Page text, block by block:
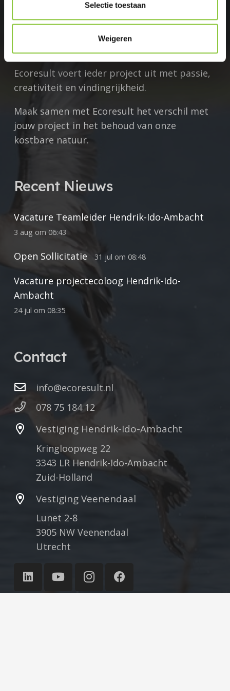
Selectie toestaan
Weigeren
Zoek je als overheid, projectontwikkelaar,
woningbouwvereniging of bedrijf een
ecologisch adviesbureau dat begeleid,
ontzorgt en meer ziet dan anderen?
Ecoresult voert ieder project uit met passie,
creativiteit en vindingrijkheid.
Maak samen met Ecoresult het verschil met
jouw project in het behoud van onze
kostbare natuur.
Recent Nieuws
Vacature Teamleider Hendrik-Ido-Ambacht
3 aug om 06:43
Open Sollicitatie 31 jul om 08:48
Vacature projectecoloog Hendrik-Ido-
Ambacht
24 jul om 08:35
Contact
info@ecoresult.nl
078 75 184 12
Vestiging Hendrik-Ido-Ambacht
Kringloopweg 22
3343 LR Hendrik-Ido-Ambacht
Zuid-Holland
Vestiging Veenendaal
Lunet 2-8
3905 NW Veenendaal
Utrecht